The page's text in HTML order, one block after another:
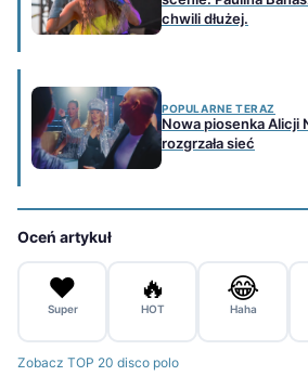
chwili dłużej.
POPULARNE TERAZ
Nowa piosenka Alicji
rozgrzała sieć
Oceń artykuł
❤️
Super
🔥
HOT
😂
Haha
Zobacz TOP 20 disco polo